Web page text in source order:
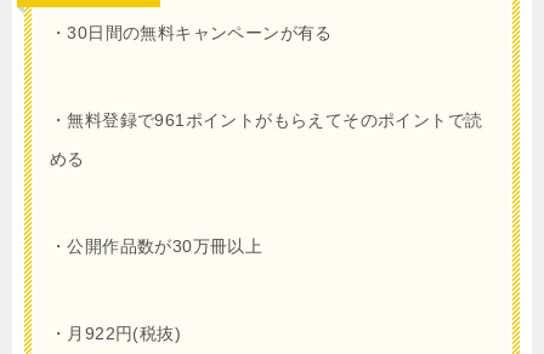
・30日間の無料キャンペーンが有る
・無料登録で961ポイントがもらえてそのポイントで読
める
・公開作品数が30万冊以上
・月922円(税抜)